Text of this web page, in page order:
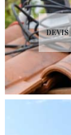
DEVIS